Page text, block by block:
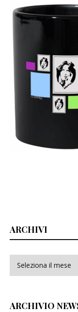
ARCHIVI
ARCHIVIO